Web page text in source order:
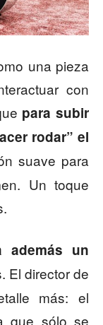
una pieza
con
para subir
rodar” el
suave para
Un toque
además un
El director de
más: el
que sólo se